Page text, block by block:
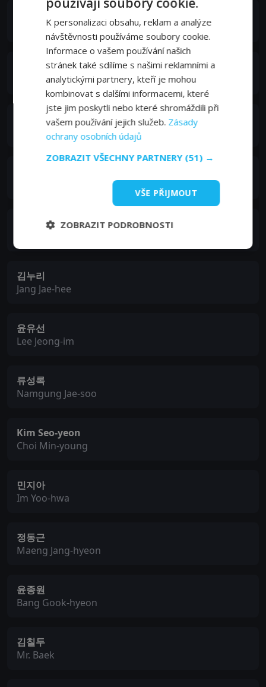
Choi Jun-woong
Park Joong-gil
Lim Ryung-gu
Moon Seo-Yoon
김누리
Jang Jae-hee
윤유선
Lee Jeong-im
류성록
Namgung Jae-soo
Kim Seo-yeon
Choi Min-young
민지아
Im Yoo-hwa
정동근
Maeng Jang-hyeon
윤종원
Bang Gook-hyeon
김칠두
Mr. Baek
K personalizaci obsahu, reklam a analýze
návštěvnosti používáme soubory cookie.
Informace o vašem používání našich
stránek také sdílíme s našimi reklamními a
analytickými partnery, kteří je mohou
kombinovat s dalšími informacemi, které
jste jim poskytli nebo které shromáždili při
vašem používání jejich služeb. Zásady
ochrany osobních údajů
ZOBRAZIT VŠECHNY PARTNERY (51) →
VŠE PŘIJMOUT
ZOBRAZIT PODROBNOSTI